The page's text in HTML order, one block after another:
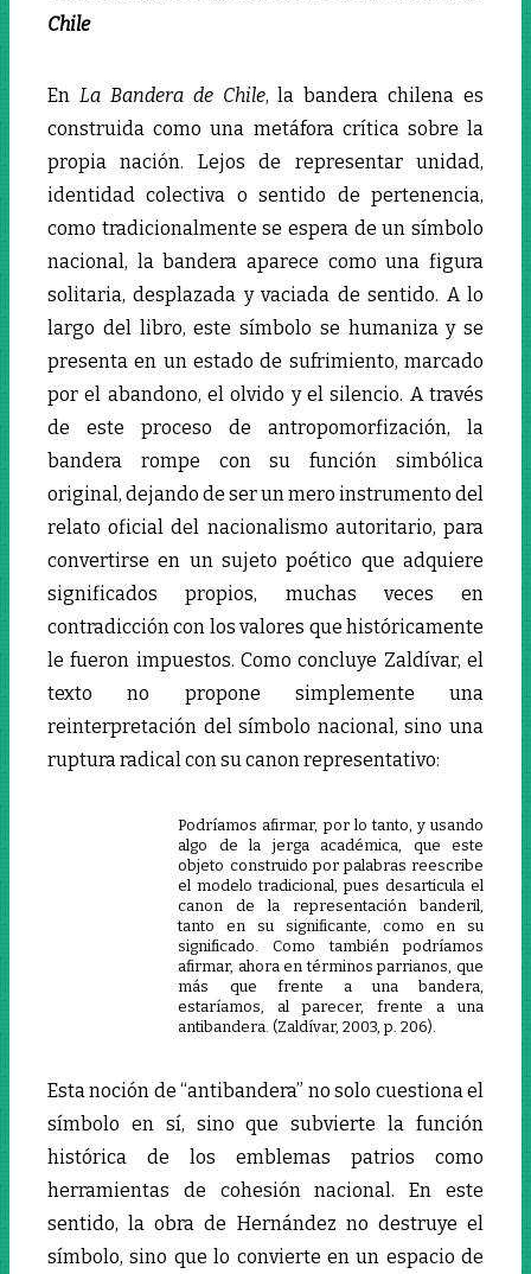
Chile
En La Bandera de Chile, la bandera chilena es
construida como una metáfora crítica sobre la
propia nación. Lejos de representar unidad,
identidad colectiva o sentido de pertenencia,
como tradicionalmente se espera de un símbolo
nacional, la bandera aparece como una figura
solitaria, desplazada y vaciada de sentido. A lo
largo del libro, este símbolo se humaniza y se
presenta en un estado de sufrimiento, marcado
por el abandono, el olvido y el silencio. A través
de este proceso de antropomorfización, la
bandera rompe con su función simbólica
original, dejando de ser un mero instrumento del
relato oficial del nacionalismo autoritario, para
convertirse en un sujeto poético que adquiere
significados propios, muchas veces en
contradicción con los valores que históricamente
le fueron impuestos. Como concluye Zaldívar, el
texto no propone simplemente una
reinterpretación del símbolo nacional, sino una
ruptura radical con su canon representativo:
Podríamos afirmar, por lo tanto, y usando
algo de la jerga académica, que este
objeto construido por palabras reescribe
el modelo tradicional, pues desarticula el
canon de la representación banderil,
tanto en su significante, como en su
significado. Como también podríamos
afirmar, ahora en términos parrianos, que
más que frente a una bandera,
estaríamos, al parecer, frente a una
antibandera. (Zaldívar, 2003, p. 206).
Esta noción de “antibandera” no solo cuestiona el
símbolo en sí, sino que subvierte la función
histórica de los emblemas patrios como
herramientas de cohesión nacional. En este
sentido, la obra de Hernández no destruye el
símbolo, sino que lo convierte en un espacio de